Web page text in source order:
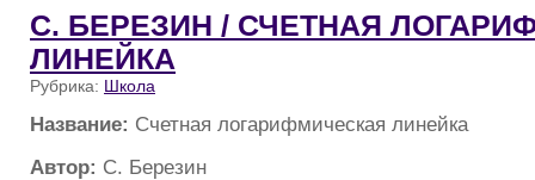
С. БЕРЕЗИН / СЧЕТНАЯ
ЛИНЕЙКА
Рубрика: Школа
Название: Счетная логарифмическая линейка
Автор: С. Березин